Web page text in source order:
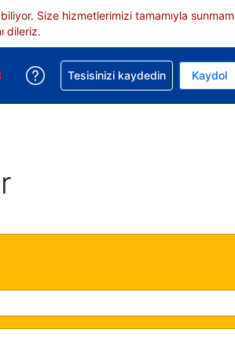
Size hizmetlerimizi tamamıyla
dileriz.
yap. Mevcut para biriminiz ABD
seçimi yap. Mevcut diliniz Türkçe
Rezervasyonunuzla ilgili yardım
Tesisinizi kaydedin Kaydol